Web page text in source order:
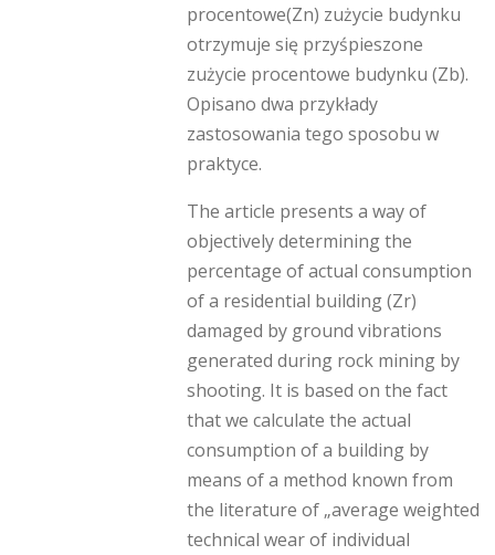
procentowe(Zn) zużycie budynku
otrzymuje się przyśpieszone
zużycie procentowe budynku (Zb).
Opisano dwa przykłady
zastosowania tego sposobu w
praktyce.
The article presents a way of
objectively determining the
percentage of actual consumption
of a residential building (Zr)
damaged by ground vibrations
generated during rock mining by
shooting. It is based on the fact
that we calculate the actual
consumption of a building by
means of a method known from
the literature of „average weighted
technical wear of individual